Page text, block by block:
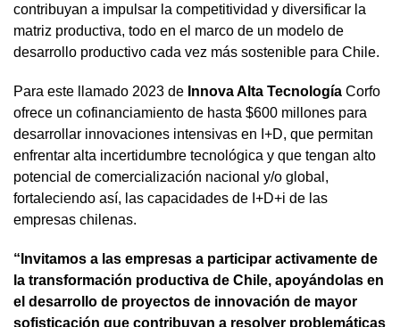
contribuyan a impulsar la competitividad y diversificar la
matriz productiva, todo en el marco de un modelo de
desarrollo productivo cada vez más sostenible para Chile.
Para este llamado 2023 de Innova Alta Tecnología Corfo
ofrece un cofinanciamiento de hasta $600 millones para
desarrollar innovaciones intensivas en I+D, que permitan
enfrentar alta incertidumbre tecnológica y que tengan alto
potencial de comercialización nacional y/o global,
fortaleciendo así, las capacidades de I+D+i de las
empresas chilenas.
“Invitamos a las empresas a participar activamente de
la transformación productiva de Chile, apoyándolas en
el desarrollo de proyectos de innovación de mayor
sofisticación que contribuyan a resolver problemáticas